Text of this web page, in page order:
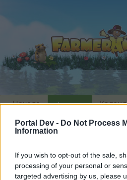
Portal Dev - Do Not Process
Information
If you wish to opt-out of the sale,
processing of your personal or
targeted advertising by us, please
Членове, харесали
Начало Форуми
Скорошни публикации